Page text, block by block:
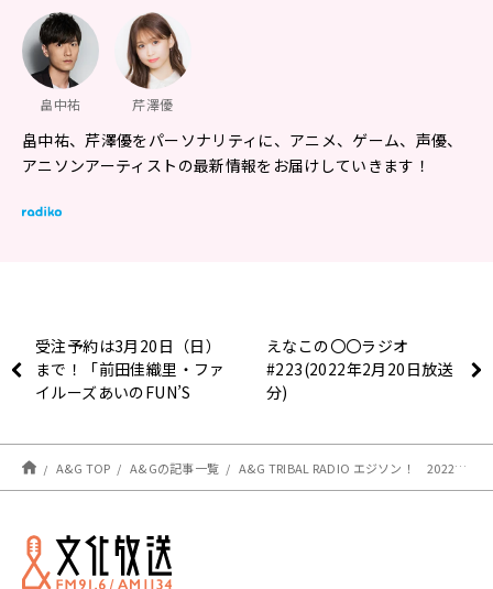
畠中祐 芹澤優
畠中祐、芹澤優をパーソナリティに、アニメ、ゲーム、声優、
アニソンアーティストの最新情報をお届けしていきます！
受注予約は3月20日（日）
まで！「前田佳織里・ファ
イルーズあいのFUN’S
ズ！
えなこの〇〇ラジオ
#223(2022年2月20日放送
分)
A&G TOP A&Gの記事一覧 A&G TRIBAL RADIO エジソン！ 2022年2月19日 放送後記